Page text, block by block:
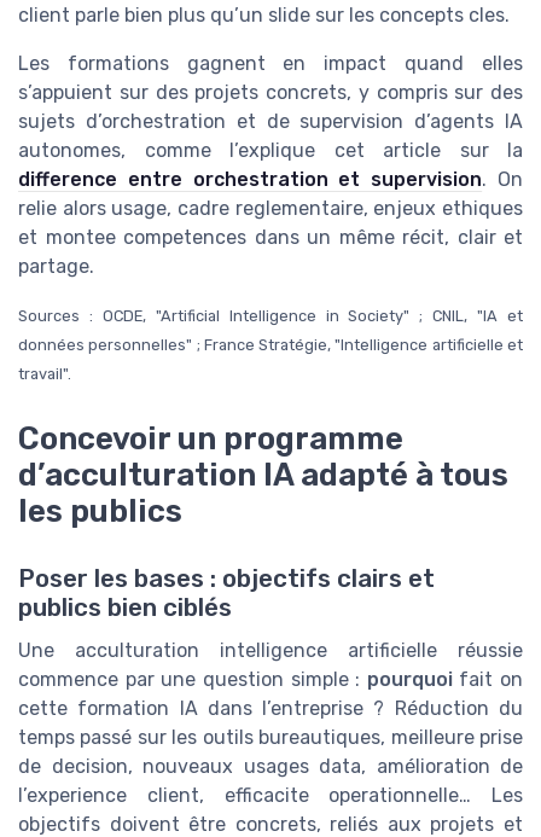
client parle bien plus qu’un slide sur les concepts cles.
Les formations gagnent en impact quand elles
s’appuient sur des projets concrets, y compris sur des
sujets d’orchestration et de supervision d’agents IA
autonomes, comme l’explique cet article sur la
difference entre orchestration et supervision. On
relie alors usage, cadre reglementaire, enjeux ethiques
et montee competences dans un même récit, clair et
partage.
Sources : OCDE, "Artificial Intelligence in Society" ; CNIL, "IA et
données personnelles" ; France Stratégie, "Intelligence artificielle et
travail".
Concevoir un programme
d’acculturation IA adapté à tous
les publics
Poser les bases : objectifs clairs et
publics bien ciblés
Une acculturation intelligence artificielle réussie
commence par une question simple : pourquoifait on
cette formation IA dans l’entreprise ? Réduction du
temps passé sur les outils bureautiques, meilleure prise
de decision, nouveaux usages data, amélioration de
l’experience client, efficacite operationnelle… Les
objectifs doivent être concrets, reliés aux projets et